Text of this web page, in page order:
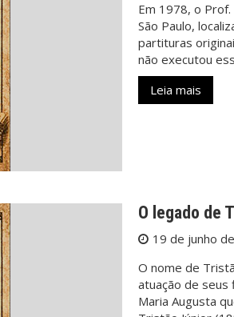
Em 1978, o
São Paulo,
partituras
não executou
Leia mais
O legado de
19 de junho
O nome de
atuação de seus
Maria Augusta